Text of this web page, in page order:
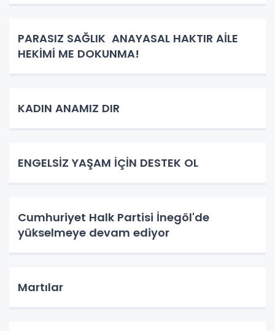
PARASIZ SAĞLIK ANAYASAL HAKTIR AİLE
HEKİMİ ME DOKUNMA!
KADIN ANAMIZ DIR
ENGELSİZ YAŞAM İÇİN DESTEK OL
Cumhuriyet Halk Partisi İnegöl'de
yükselmeye devam ediyor
Martılar